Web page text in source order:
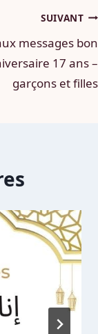
SUIVANT
messages bon
17 ans –
garçons et filles